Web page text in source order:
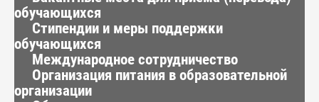
обучающихся
Стипендии и меры поддержки
обучающихся
Международное сотрудничество
Организация питания в образовательной
организации